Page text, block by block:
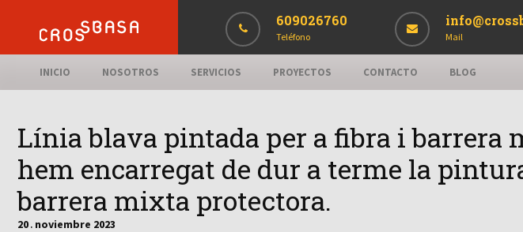
609026760
Teléfono Mail
INICIO NOSOTROS SERVICIOS PROYECTOS CONTACTO BLOG
Línia blava pintada per a fibra i barrera
hem encarregat de dur a terme la
barrera mixta protectora.
20 . noviembre 2023